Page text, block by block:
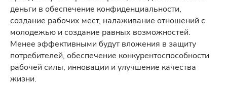
деньги в обеспечение конфиденциальности,
создание рабочих мест, налаживание отношений с
молодежью и создание равных возможностей.
Менее эффективными будут вложения в защиту
потребителей, обеспечение конкурентоспособности
рабочей силы, инновации и улучшение качества
жизни.